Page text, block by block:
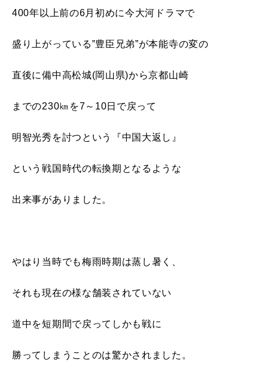
400年以上前の6月初めに今大河ドラマで
盛り上がっている‟豊臣兄弟”が本能寺の変の
直後に備中高松城(岡山県)から京都山崎
までの230㎞を7～10日で戻って
明智光秀を討つという『中国大返し』
という戦国時代の転換期となるような
出来事がありました。
やはり当時でも梅雨時期は蒸し暑く、
それも現在の様な舗装されていない
道中を短期間で戻ってしかも戦に
勝ってしまうことのは驚かされました。